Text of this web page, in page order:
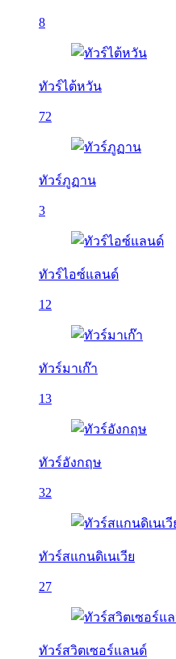
8
ทัวร์ไต้หวัน
72
ทัวร์ภูฏาน
3
ทัวร์ไอซ์แลนด์
12
ทัวร์มาเก๊า
13
ทัวร์อังกฤษ
32
ทัวร์สแกนดิเนเวีย
27
ทัวร์สวิตเซอร์แลนด์